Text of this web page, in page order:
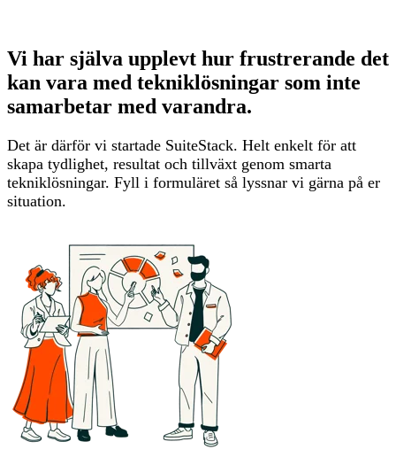
Vi har själva upplevt hur frustrerande det
kan vara med tekniklösningar som inte
samarbetar med varandra.
Det är därför vi startade SuiteStack. Helt enkelt för att
skapa tydlighet, resultat och tillväxt genom smarta
tekniklösningar. Fyll i formuläret så lyssnar vi gärna på er
situation.